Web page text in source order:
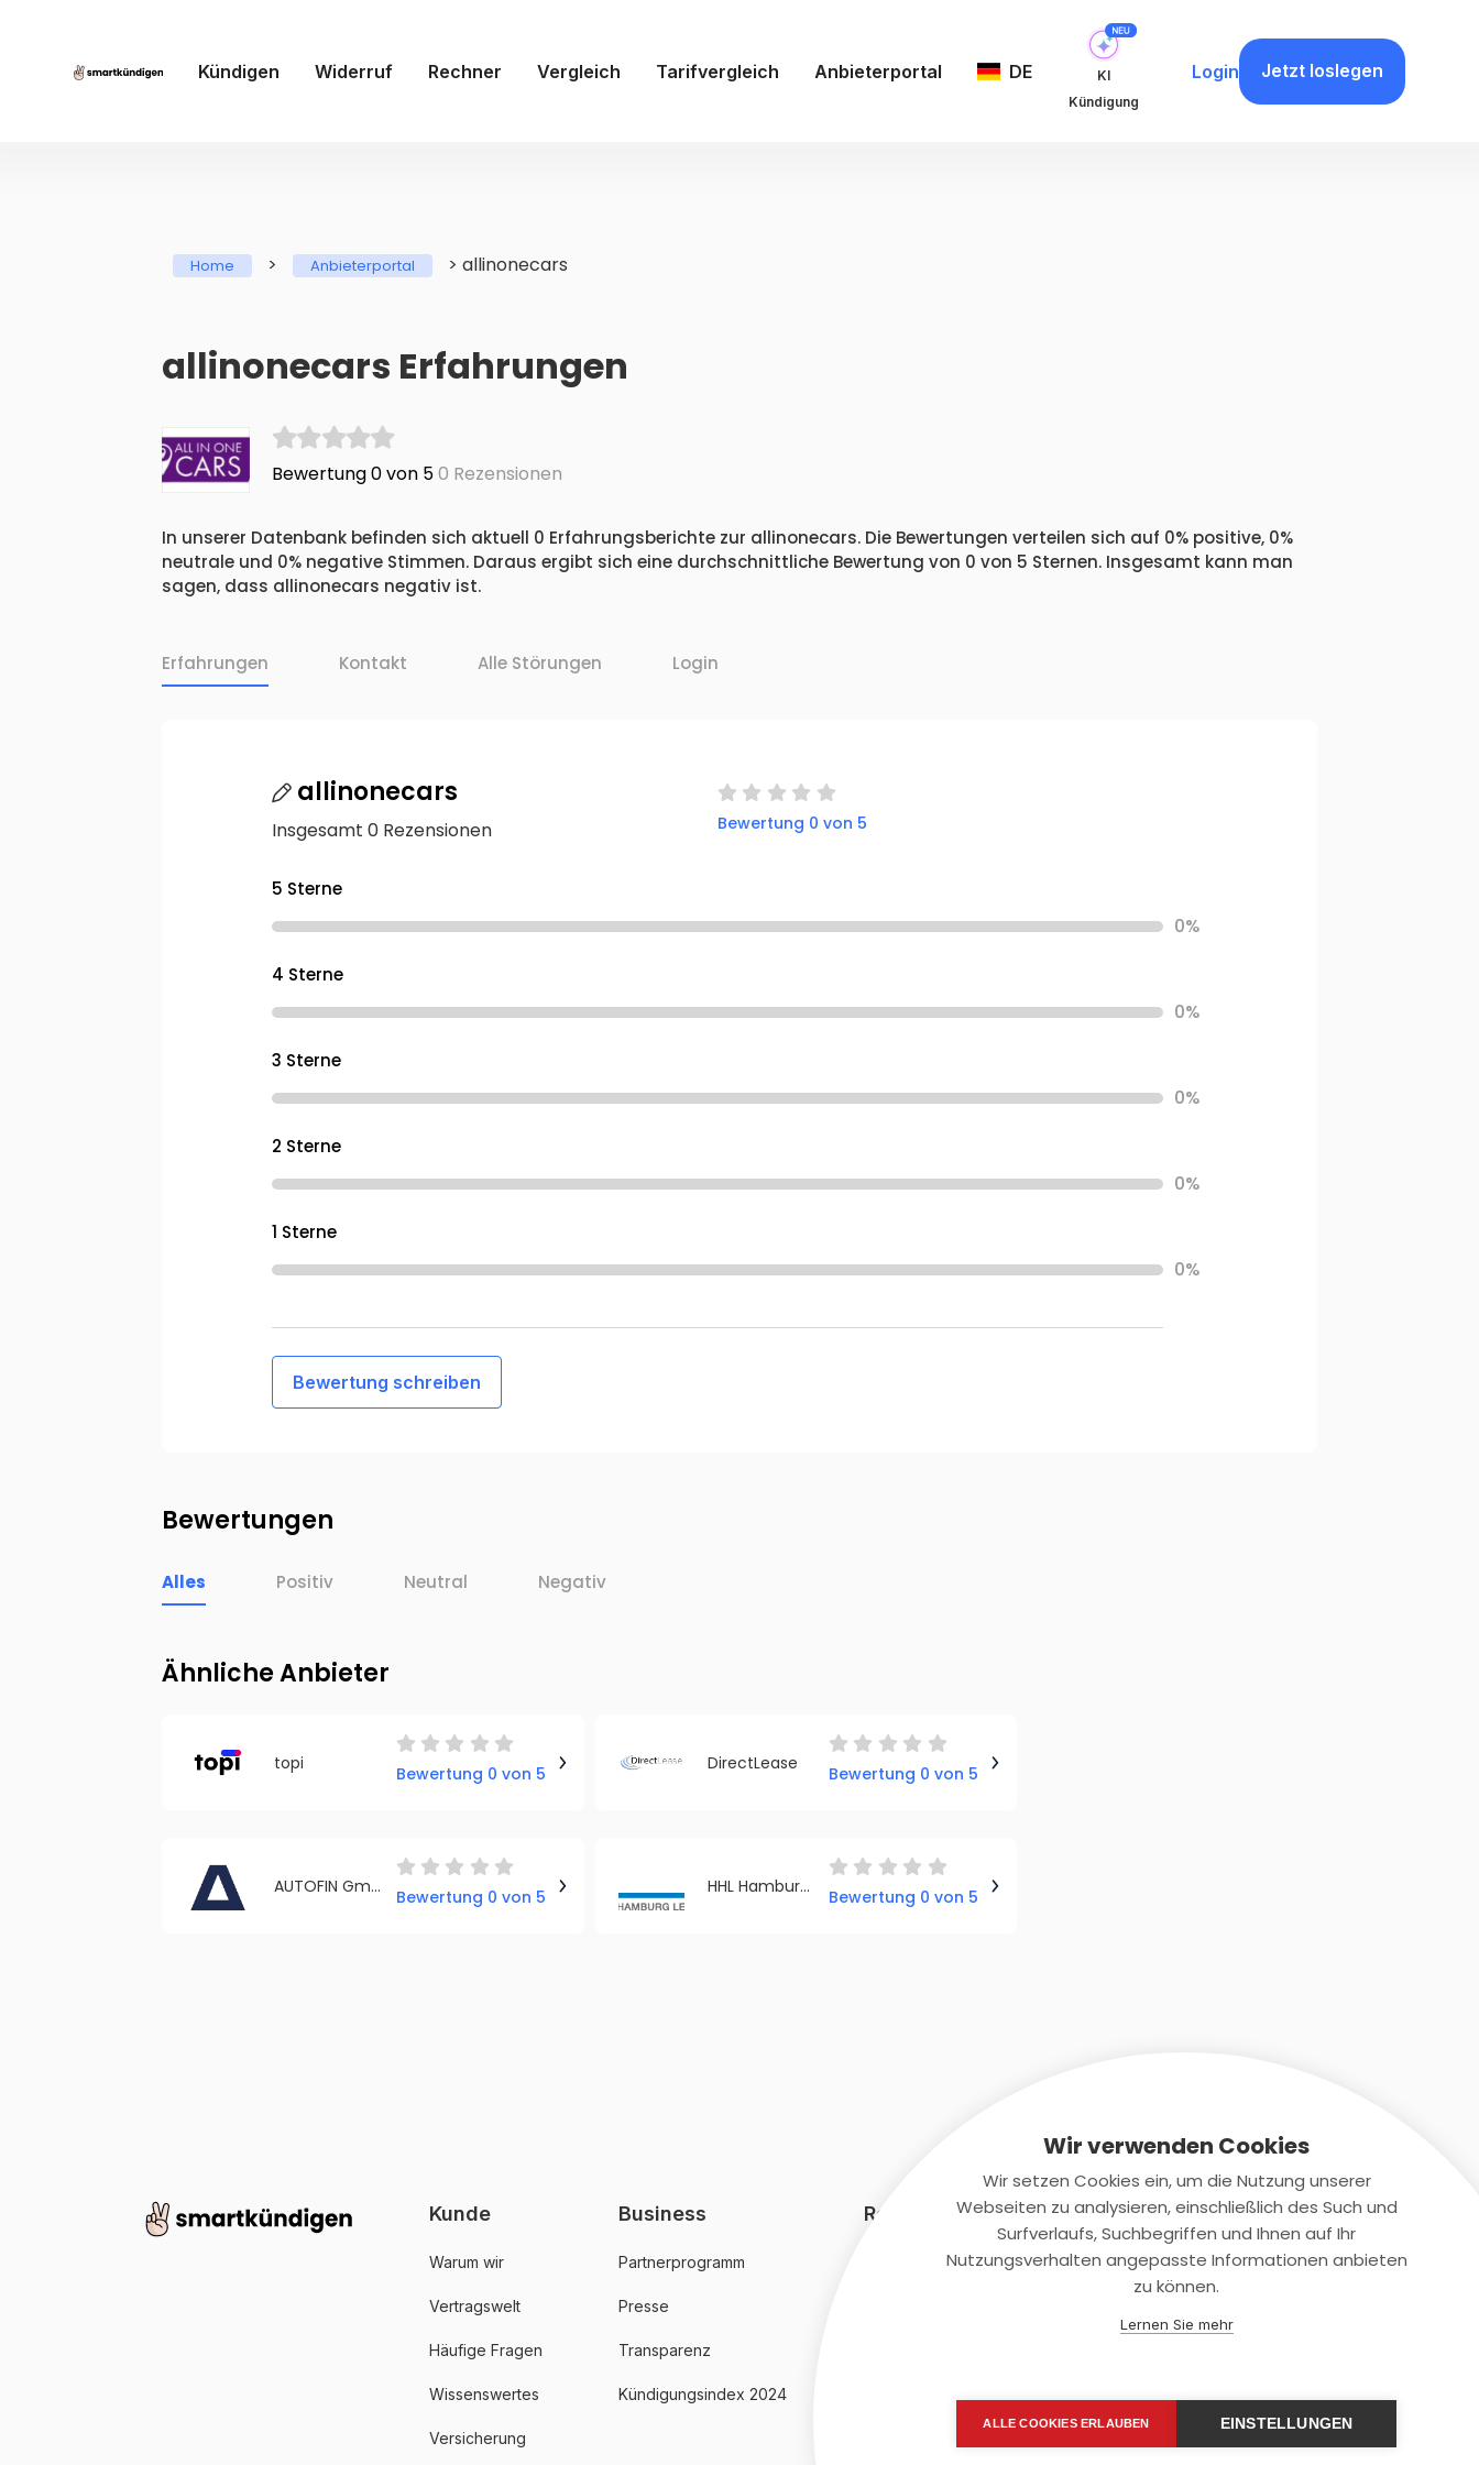
Kündigen Widerruf Rechner Vergleich Tarifvergleich Anbieterportal DE
KI
Kündigung
Login Jetzt loslegen
Home > Anbieterportal > allinonecars
allinonecars Erfahrungen
Bewertung 0 von 50 Rezensionen
In unserer Datenbank befinden sich aktuell 0 Erfahrungsberichte zur allinonecars. Die Bewertungen verteilen sich auf 0% positive, 0%
neutrale und 0% negative Stimmen. Daraus ergibt sich eine durchschnittliche Bewertung von 0 von 5 Sternen. Insgesamt kann man
sagen, dass allinonecars negativ ist.
Erfahrungen Kontakt Alle Störungen Login
allinonecars
Insgesamt 0 Rezensionen Bewertung 0 von 5
5 Sterne
0%
4 Sterne
0%
3 Sterne
0%
2 Sterne
0%
1 Sterne
0%
Bewertung schreiben
Bewertungen
Alles Positiv Neutral Negativ
Ähnliche Anbieter
topi
Bewertung 0 von 5
DirectLease
Bewertung 0 von 5
AUTOFIN GmbH & Co. KG
Bewertung 0 von 5
HHL Hamburg Leasing
Bewertung 0 von 5
Kunde
Warum wir
Vertragswelt
Häufige Fragen
Wissenswertes
Versicherung
Business
Partnerprogramm
Presse
Transparenz
Kündigungsindex 2024
Rechtliches Kontaktiere uns
+(49)2131/708-4280
Wir verwenden Cookies
Wir setzen Cookies ein, um die Nutzung unserer
Webseiten zu analysieren, einschließlich des Such und
Surfverlaufs, Suchbegriffen und Ihnen auf Ihr
Nutzungsverhalten angepasste Informationen anbieten
zu können.
Lernen Sie mehr
ALLE COOKIES ERLAUBEN EINSTELLUNGEN